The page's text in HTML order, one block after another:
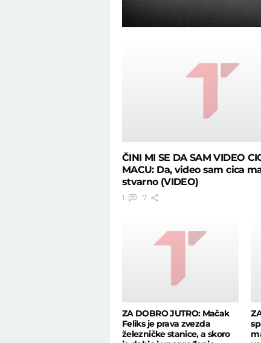
ČINI MI SE DA SAM VIDEO
MACU: Da, video sam cica
stvarno (VIDEO)
1 7
ZA DOBRO JUTRO: Mačak
Feliks je prava zvezda
železničke stanice, a skoro